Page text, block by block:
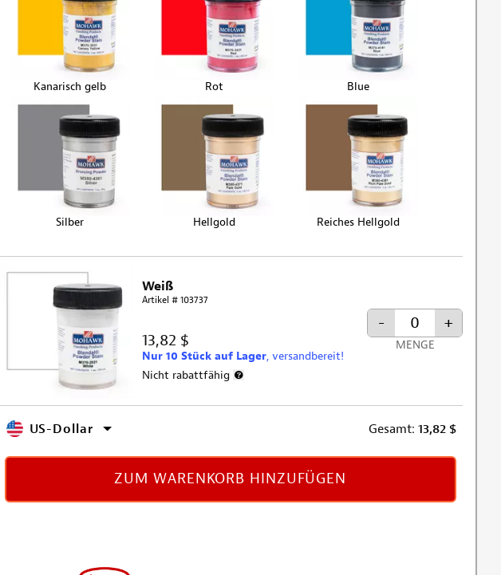
Kanarisch gelb Rot Blue
Silber Hellgold Reiches Hellgold
Weiß
Artikel # 103737
13,82 $
Nur 10 Stück auf Lager, versandbereit!
Nicht rabattfähig
- +
MENGE
US-Dollar Gesamt: 13,82 $
ZUM WARENKORB HINZUFÜGEN